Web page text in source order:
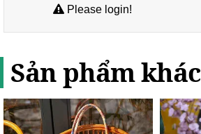
Please login!
Sản phẩm khác